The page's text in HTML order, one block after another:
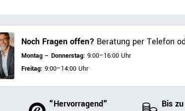
Noch Fragen offen? Beratung per Telefon
Montag – Donnerstag: 9:00–16:00 Uhr
Freitag: 9:00–14:00 Uhr
"Hervorragend"
Bis